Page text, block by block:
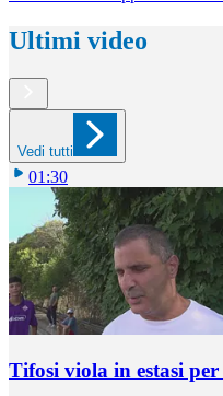
Ultimi video
Vedi tutti
01:30
Tifosi viola in estasi